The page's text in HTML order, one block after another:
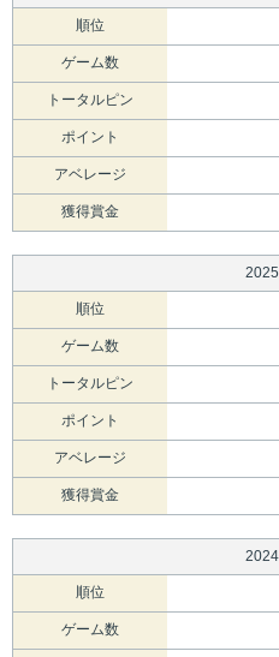
順位
ゲーム数
トータルピン
ポイント
アベレージ
獲得賞金
順位
ゲーム数
トータルピン
ポイント
アベレージ
獲得賞金
順位
ゲーム数